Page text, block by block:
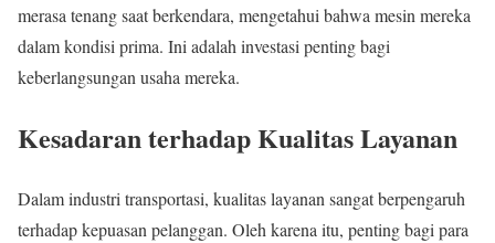
merasa tenang saat berkendara, mengetahui bahwa mesin mereka
dalam kondisi prima. Ini adalah investasi penting bagi
keberlangsungan usaha mereka.
Kesadaran terhadap Kualitas Layanan
Dalam industri transportasi, kualitas layanan sangat berpengaruh
terhadap kepuasan pelanggan. Oleh karena itu, penting bagi para